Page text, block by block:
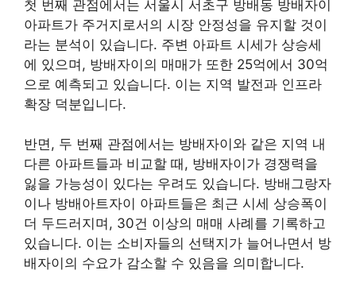
첫 번째 관점에서는 서울시 서초구 방배동 방배자이
아파트가 주거지로서의 시장 안정성을 유지할 것이
라는 분석이 있습니다. 주변 아파트 시세가 상승세
에 있으며, 방배자이의 매매가 또한 25억에서 30억
으로 예측되고 있습니다. 이는 지역 발전과 인프라
확장 덕분입니다.
반면, 두 번째 관점에서는 방배자이와 같은 지역 내
다른 아파트들과 비교할 때, 방배자이가 경쟁력을
잃을 가능성이 있다는 우려도 있습니다. 방배그랑자
이나 방배아트자이 아파트들은 최근 시세 상승폭이
더 두드러지며, 30건 이상의 매매 사례를 기록하고
있습니다. 이는 소비자들의 선택지가 늘어나면서 방
배자이의 수요가 감소할 수 있음을 의미합니다.